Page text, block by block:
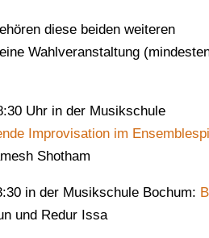
diese beiden weiteren
Wahlveranstaltung
Uhr in der Musikschule
Improvisation im
Shotham
in der Musikschule Bochum:
und Redur Issa